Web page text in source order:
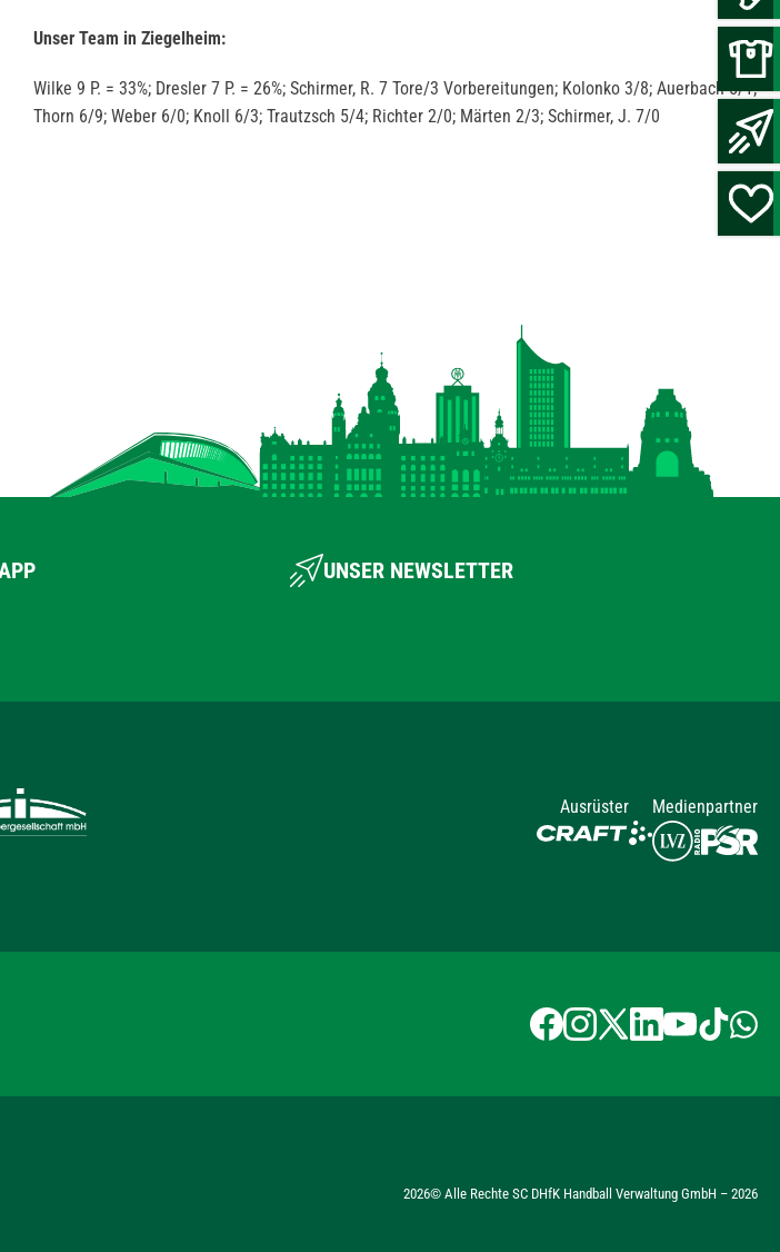
Unser Team in Ziegelheim:
Wilke 9 P. = 33%; Dresler 7 P. = 26%; Schirmer, R. 7 Tore/3 Vorbereitungen; Kolonko 3/8; Auerbach 5/1;
Thorn 6/9; Weber 6/0; Knoll 6/3; Trautzsch 5/4; Richter 2/0; Märten 2/3; Schirmer, J. 7/0
UNSER NEWSLETTER
Ausrüster
Medienpartner
2026© Alle Rechte SC DHfK Handball Verwaltung GmbH – 2026